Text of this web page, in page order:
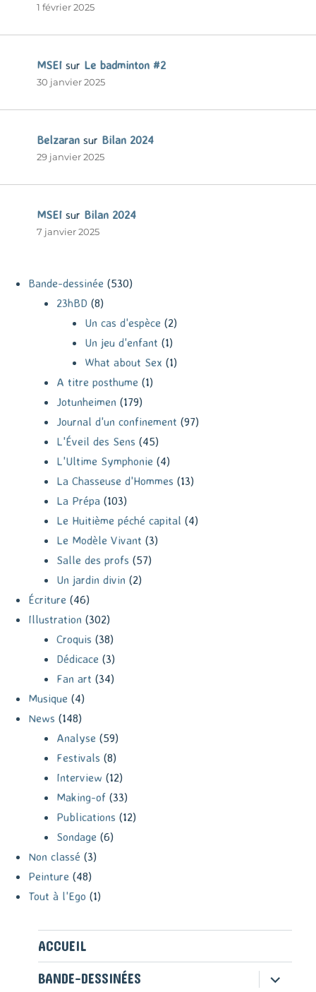
1 février 2025
MSEI sur Le badminton #2
30 janvier 2025
Belzaran sur Bilan 2024
29 janvier 2025
MSEI sur Bilan 2024
7 janvier 2025
Bande-dessinée (530)
23hBD (8)
Un cas d'espèce (2)
Un jeu d'enfant (1)
What about Sex (1)
A titre posthume (1)
Jotunheimen (179)
Journal d'un confinement (97)
L'Éveil des Sens (45)
L'Ultime Symphonie (4)
La Chasseuse d'Hommes (13)
La Prépa (103)
Le Huitième péché capital (4)
Le Modèle Vivant (3)
Salle des profs (57)
Un jardin divin (2)
Écriture (46)
Illustration (302)
Croquis (38)
Dédicace (3)
Fan art (34)
Musique (4)
News (148)
Analyse (59)
Festivals (8)
Interview (12)
Making-of (33)
Publications (12)
Sondage (6)
Non classé (3)
Peinture (48)
Tout à l'Ego (1)
ACCUEIL
BANDE-DESSINÉES
ouvrir